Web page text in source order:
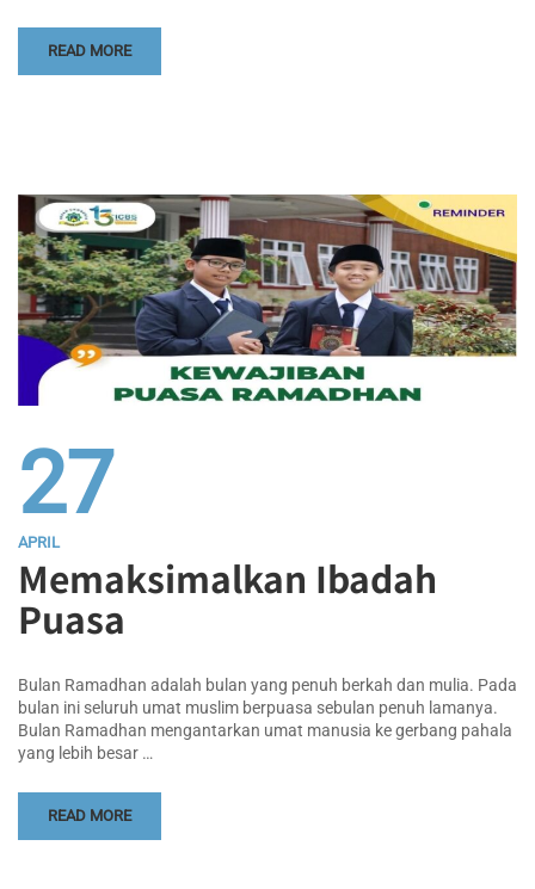
READ MORE
27
APRIL
Memaksimalkan Ibadah
Puasa
Bulan Ramadhan adalah bulan yang penuh berkah dan mulia. Pada
bulan ini seluruh umat muslim berpuasa sebulan penuh lamanya.
Bulan Ramadhan mengantarkan umat manusia ke gerbang pahala
yang lebih besar …
READ MORE